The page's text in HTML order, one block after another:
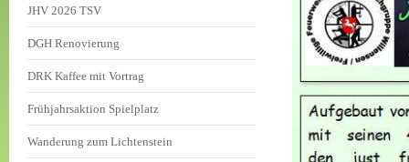
JHV 2026 TSV
DGH Renovierung
DRK Kaffee mit Vortrag
Frühjahrsaktion Spielplatz
Wanderung zum Lichtenstein